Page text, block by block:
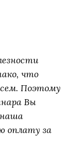
что
Поэтому
Вы
оплату за